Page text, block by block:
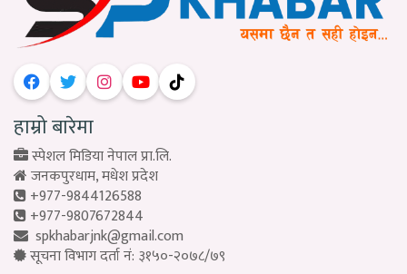
हाम्रो बारेमा
स्पेशल मिडिया नेपाल प्रा.लि.
जनकपुरधाम, मधेश प्रदेश
+977-9844126588
+977-9807672844
spkhabarjnk@gmail.com
सूचना विभाग दर्ता नं: ३१५०-२०७८/७९